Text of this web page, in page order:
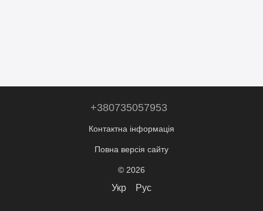
+380735057953
Контактна інформація
Повна версія сайту
© 2026
Укр Рус